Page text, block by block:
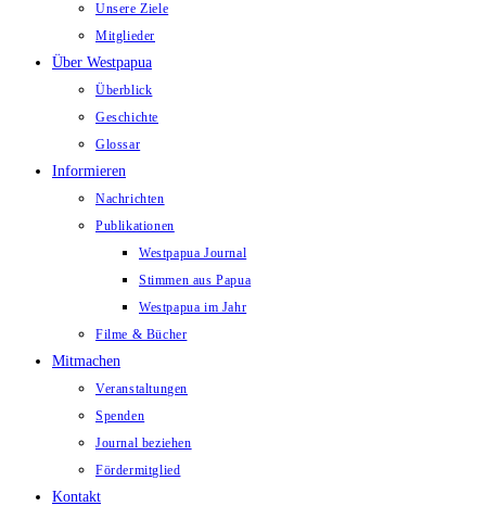
Unsere Ziele
Mitglieder
Über Westpapua
Überblick
Geschichte
Glossar
Informieren
Nachrichten
Publikationen
Westpapua Journal
Stimmen aus Papua
Westpapua im Jahr
Filme & Bücher
Mitmachen
Veranstaltungen
Spenden
Journal beziehen
Fördermitglied
Kontakt